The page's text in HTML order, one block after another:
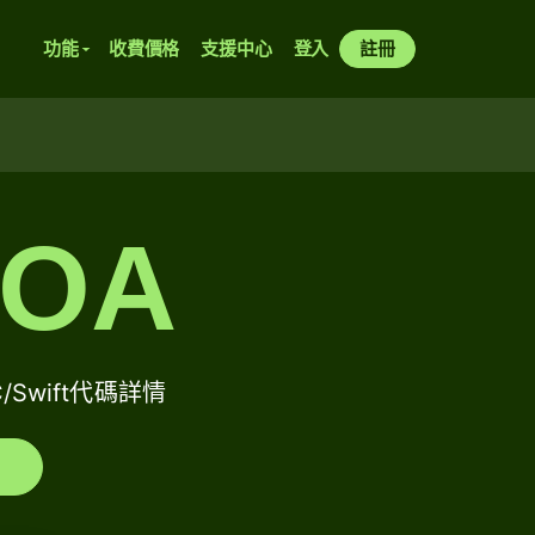
功能 收費價格 支援中心 登入 註冊
Swift代碼詳情